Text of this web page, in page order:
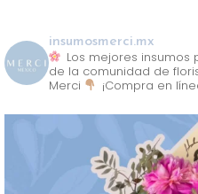
insumosmerci.mx
Los mejores insumos
de la comunidad de
Merci
¡Compra en